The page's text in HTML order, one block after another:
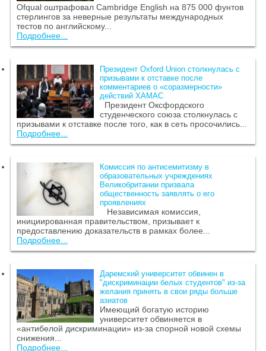
Ofqual оштрафовал Cambridge English на 875 000 фунтов
стерлингов за неверные результаты международных
тестов по английскому...
Подробнее...
Президент Oxford Union столкнулась с
призывами к отставке после
комментариев о «соразмерности»
действий ХАМАС
Президент Оксфордского
студенческого союза столкнулась с
призывами к отставке после того, как в сеть просочились...
Подробнее...
Комиссия по антисемитизму в
образовательных учреждениях
Великобритании призвала
общественность заявлять о его
проявлениях
Независимая комиссия,
инициированная правительством, призывает к
предоставлению доказательств в рамках более...
Подробнее...
Даремский университет обвинен в
"дискриминации белых студентов" из-за
желания принять в свои ряды больше
азиатов
Имеющий богатую историю
университет обвиняется в
«антибелой дискриминации» из-за спорной новой схемы
снижения...
Подробнее...